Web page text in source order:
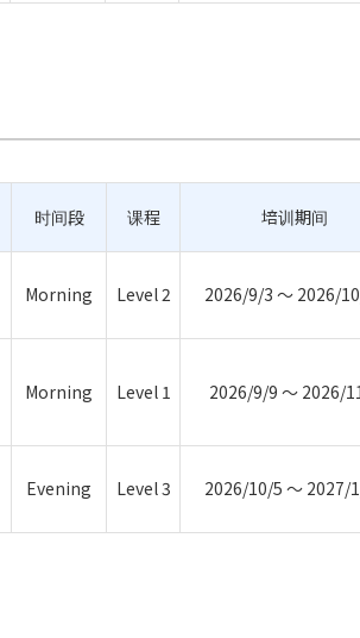
时间段 课程 培训期间
Morning Level 2 2026/9/3 ～ 2026/
Morning Level 1 2026/9/9 ～ 2026/
Evening Level 3 2026/10/5 ～ 2027/